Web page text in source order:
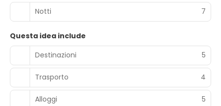
Notti 7
Questa idea include
Destinazioni
5
Trasporto 4
Alloggi 5